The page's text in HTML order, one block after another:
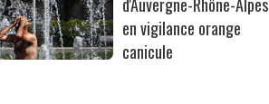
d'Auvergne-Rhône-Alpes
en vigilance orange
canicule